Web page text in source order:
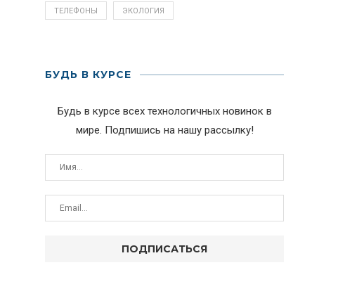
ТЕЛЕФОНЫ ЭКОЛОГИЯ
БУДЬ В КУРСЕ
Будь в курсе всех технологичных новинок в
мире. Подпишись на нашу рассылку!